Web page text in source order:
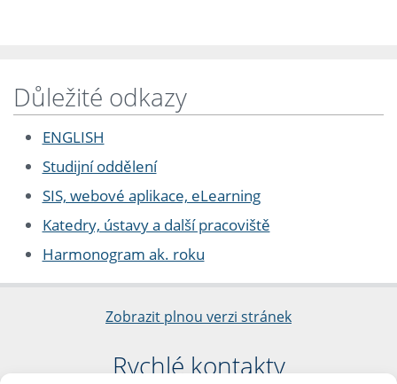
Důležité odkazy
ENGLISH
Studijní oddělení
SIS, webové aplikace, eLearning
Katedry, ústavy a další pracoviště
Harmonogram ak. roku
Zobrazit plnou verzi stránek
Rychlé kontakty